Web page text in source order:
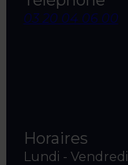
03 20 04 06 00
Horaires
Lundi - Vendredi